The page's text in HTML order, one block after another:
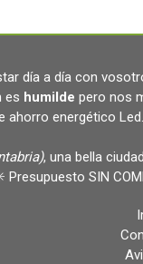
día a día con
es humilde pero nos
energético
, una bella
SIN